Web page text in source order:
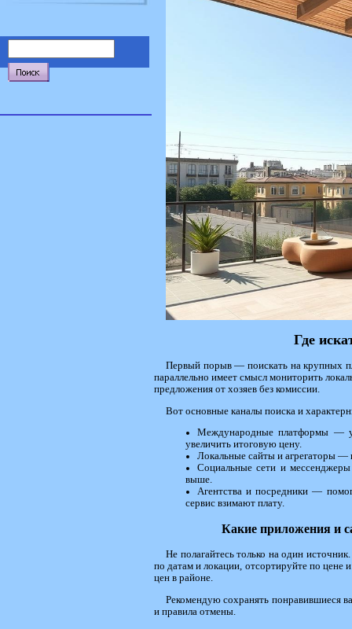
Где
Первый порыв — поискать на крупных
параллельно имеет смысл мониторить
предложения от хозяев без комиссии.
Вот основные каналы поиска и
Международные платформы —
увеличить итоговую цену.
Локальные сайты и агрегаторы —
Социальные сети и
выше.
Агентства и посредники —
сервис взимают плату.
Какие приложения и
Не полагайтесь только на один
по датам и локации, отсортируйте по цене
цен в районе.
Рекомендую сохранять понравившиеся
и правила отмены.